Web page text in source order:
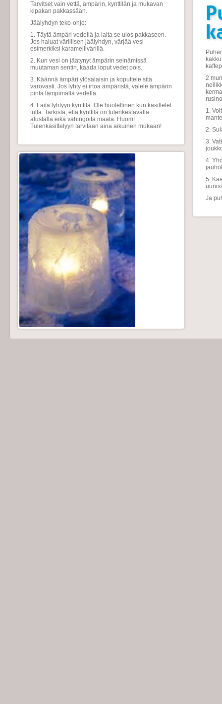
Tarvitset vain vettä, ämpärin, kynttilän ja mukavan
kipakan pakkassään.
Jäälyhdyn teko-ohje:
1. Täytä ämpäri vedellä ja laita se ulos pakkaseen.
Jos haluat värillisen jäälyhdyn, värjää vesi
esimerkiksi karamellivärillä.
2. Kun vesi on jäätynyt ämpärin seinämissä
muutaman sentin, kaada loput vedet pois.
3. Käännä ämpäri ylösalaisin ja koputtele sitä
varovasti. Jos lyhty ei irtoa ämpäristä, valele ämpärin
pinta lämpimällä vedellä.
4. Laita lyhtyyn kynttilä. Ole huolellinen kun käsittelet
tulta. Tarkista, että kynttilä on tulenkestävällä
alustalla eikä vahingoita maata. Huom!
Tulenkäsittelyyn tarvitaan aina aikuinen mukaan!
2
1.
2.
3.
4.
5.
Ja